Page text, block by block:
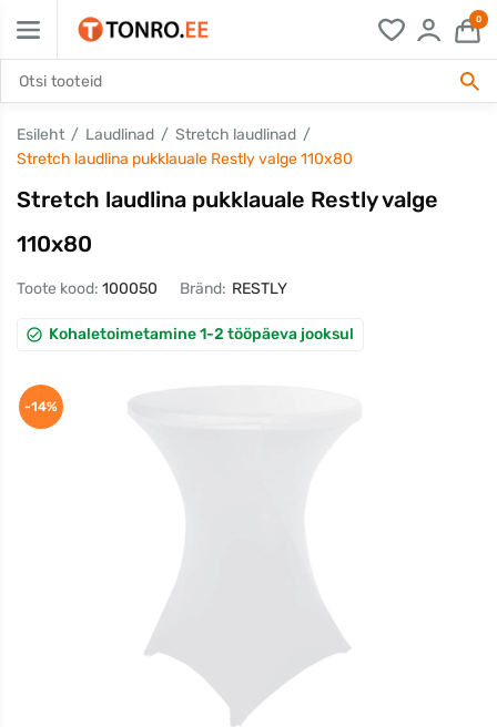
0
Esileht Laudlinad
Stretch laudlinad
Stretch laudlina pukklauale Restly valge 110x80
Stretch laudlina pukklauale Restly valge
110x80
Toote kood: 100050 Bränd: RESTLY
Kohaletoimetamine 1-2 tööpäeva jooksul
-14%